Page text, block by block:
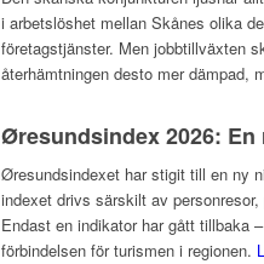
i arbetslöshet mellan Skånes olika
företagstjänster. Men jobbtillväxten
återhämtningen desto mer dämpad,
Øresundsindex 2026:
Øresundsindexet har stigit till en ny
indexet drivs särskilt av
Endast en indikator har gått tillbaka
förbindelsen för turismen i regionen.